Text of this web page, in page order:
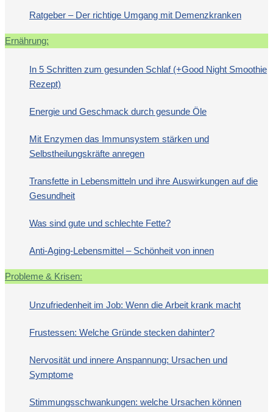
Ratgeber – Der richtige Umgang mit Demenzkranken
Ernährung:
In 5 Schritten zum gesunden Schlaf (+Good Night Smoothie
Rezept)
Energie und Geschmack durch gesunde Öle
Mit Enzymen das Immunsystem stärken und
Selbstheilungskräfte anregen
Transfette in Lebensmitteln und ihre Auswirkungen auf die
Gesundheit
Was sind gute und schlechte Fette?
Anti-Aging-Lebensmittel – Schönheit von innen
Probleme & Krisen:
Unzufriedenheit im Job: Wenn die Arbeit krank macht
Frustessen: Welche Gründe stecken dahinter?
Nervosität und innere Anspannung: Ursachen und
Symptome
Stimmungsschwankungen: welche Ursachen können